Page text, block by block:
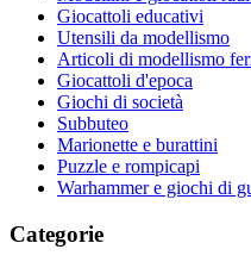
Giocattoli educativi
Utensili da modellismo
Articoli di modellismo
Giocattoli d'epoca
Giochi di società
Subbuteo
Marionette e burattini
Puzzle e rompicapi
Warhammer e giochi di
Categorie